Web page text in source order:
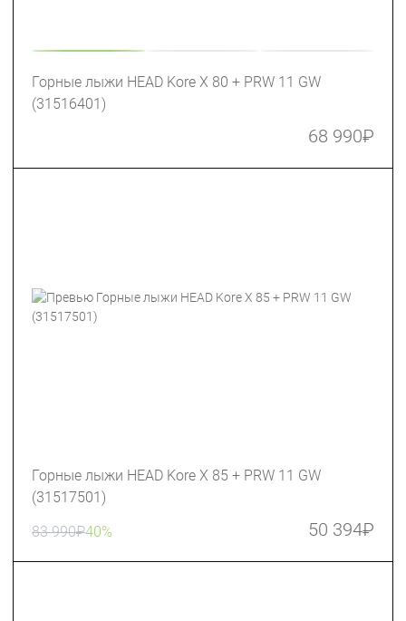
Горные лыжи HEAD Kore X 80 + PRW 11 GW
(31516401)
68 990₽
Горные лыжи HEAD Kore X 85 + PRW 11 GW
(31517501)
83 990₽40% 50 394₽